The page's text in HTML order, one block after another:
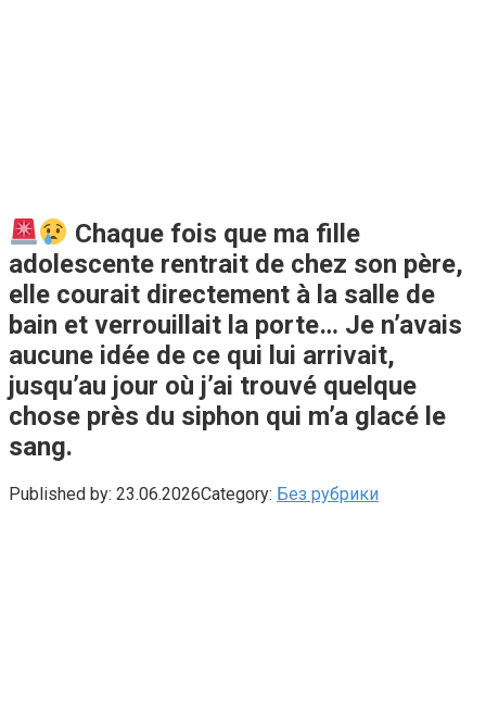
Chaque fois que ma fille
adolescente rentrait de chez son père,
elle courait directement à la salle de
bain et verrouillait la porte… Je n’avais
aucune idée de ce qui lui arrivait,
jusqu’au jour où j’ai trouvé quelque
chose près du siphon qui m’a glacé le
sang.
Published by: 23.06.2026Category: Без рубрики